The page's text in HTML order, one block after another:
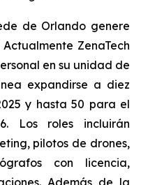
de Orlando genere
ZenaTech
en su unidad de
expandirse a diez
y hasta 50 para el
Los roles incluirán
pilotos de drones,
con licencia,
Además de la